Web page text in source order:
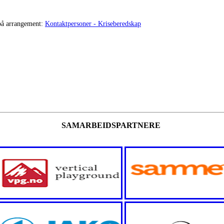
arrangement: Kontaktpersoner - Kriseberedskap
SAMARBEIDSPARTNERE